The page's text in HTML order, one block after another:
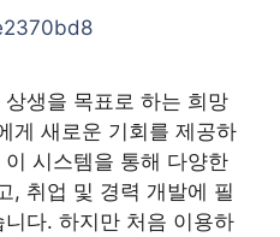
생을 목표로 하는 희망
게 새로운 기회를 제공하
시스템을 통해 다양한
, 취업 및 경력 개발에 필
다. 하지만 처음 이용하